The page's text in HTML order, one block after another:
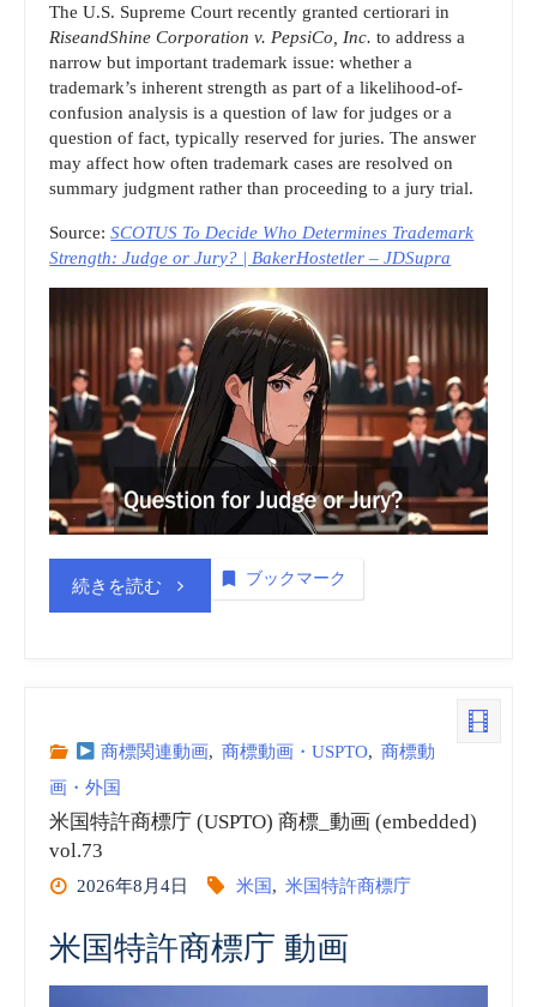
観
光
省
商
標
_
動
画
(embedded)
vol.3”
The U.S. Supreme Court recently granted certiorari in
RiseandShine Corporation v. PepsiCo, Inc. to address a
narrow but important trademark issue: whether a
trademark’s inherent strength as part of a likelihood-of-
confusion analysis is a question of law for judges or a
question of fact, typically reserved for juries. The answer
may affect how often trademark cases are resolved on
summary judgment rather than proceeding to a jury trial.
Source:SCOTUS To Decide Who Determines Trademark
Strength: Judge or Jury? | BakerHostetler – JDSupra
続きを読む“商
録
Decide
ブックマーク
商標関連動画, 商標動画・USPTO, 商標動
画・外国
米国特許商標庁 (USPTO) 商標_動画 (embedded)
vol.73
2026年8月4日 米国, 米国特許商標庁
米国特許商標庁 動画